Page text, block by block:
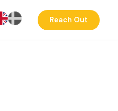
Reach Out